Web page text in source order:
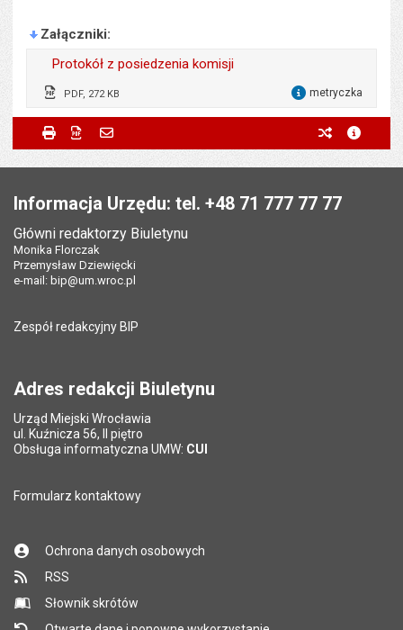
Załączniki
Protokół z posiedzenia komisji
PDF, 272 KB metryczka
Wytworzył:
Data wytworzenia:
12.10.2017
Data opublikowania:
13.10.2017 13:57
Liczba pobrań:
Metryczka
Wytworzył:
Ostatnio zaktualizował:
Data ostatniej aktualizacji:
Powiadom znajomego
Powiadom znajomego
Twoje imię i nazwisko
Twój adres e-mail Pole wymagane
Tytuł e-mailaPole wymagane
*
Adres e-mail znajomego
Pytanie antyspamowe
*
Pole wymagane
Drukuj Zapisz do PDF poprzednie
Informacja Urzędu: tel. +48 71 777 77 77
Główni redaktorzy Biuletynu
Monika Florczak
Przemysław Dziewięcki
e-mail: bip@um.wroc.pl
Zespół redakcyjny BIP
Adres redakcji Biuletynu
Urząd Miejski Wrocławia
ul. Kuźnicza 56, II piętro
Obsługa informatyczna UMW: CUI
Formularz kontaktowy
Ochrona danych osobowych
RSS
Słownik skrótów